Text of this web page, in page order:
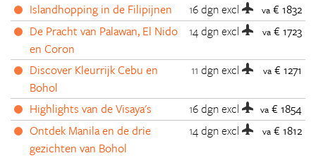
Islandhopping in de Filipijnen
16 dgnexcl va € 1832
De Pracht van Palawan, El Nido
en Coron
14 dgnexcl va € 1723
Discover Kleurrijk Cebu en
Bohol
11 dgnexcl va € 1271
Highlights van de Visaya's 16 dgnexcl va € 1854
Ontdek Manila en de drie
gezichten van Bohol
14 dgnexcl va € 1812